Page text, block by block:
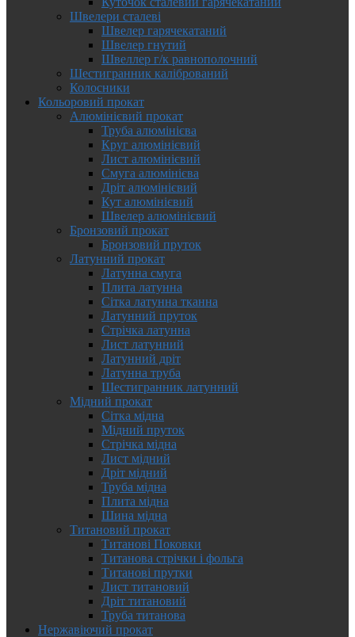
Швелери сталеві
Швелер гарячекатаний
Швелер гнутий
Швеллер г/к равнополочний
Шестигранник калібрований
Колосники
Кольоровий прокат
Алюмінієвий прокат
Труба алюмінієва
Круг алюмінієвий
Лист алюмінієвий
Смуга алюмінієва
Дріт алюмінієвий
Кут алюмінієвий
Швелер алюмінієвий
Бронзовий прокат
Бронзовий пруток
Латунний прокат
Латунна смуга
Плита латунна
Сітка латунна тканна
Латунний пруток
Стрічка латунна
Лист латунний
Латунний дріт
Латунна труба
Шестигранник латунний
Мідний прокат
Сітка мідна
Мідний пруток
Стрічка мідна
Лист мідний
Дріт мідний
Труба мідна
Плита мідна
Шина мідна
Титановий прокат
Титанові Поковки
Титанова стрічки і фольга
Титанові прутки
Лист титановий
Дріт титановий
Труба титанова
Нержавіючий прокат